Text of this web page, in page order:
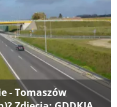
- Tomaszów